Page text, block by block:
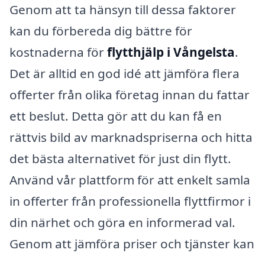
Genom att ta hänsyn till dessa faktorer
kan du förbereda dig bättre för
kostnaderna förflytthjälp i Vångelsta.
Det är alltid en god idé att jämföra flera
offerter från olika företag innan du fattar
ett beslut. Detta gör att du kan få en
rättvis bild av marknadspriserna och hitta
det bästa alternativet för just din flytt.
Använd vår plattform för att enkelt samla
in offerter från professionella flyttfirmor i
din närhet och göra en informerad val.
Genom att jämföra priser och tjänster kan